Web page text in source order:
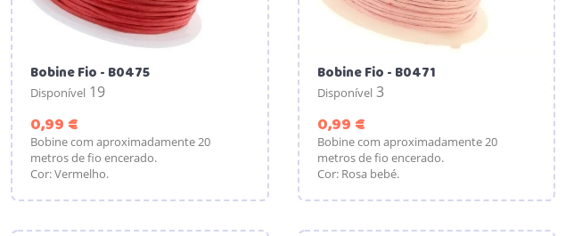
Bobine Fio - B0475
Disponível 19
0,99 €
Bobine com aproximadamente 20
metros de fio encerado.
Cor: Vermelho.
Bobine Fio - B0471
Disponível 3
0,99 €Preço
Bobine com aproximadamente 20
metros de fio encerado.
Cor: Rosa bebé.